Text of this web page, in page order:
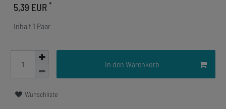
5,39 EUR *
Inhalt 1 Paar
In den Warenkorb
Wunschliste